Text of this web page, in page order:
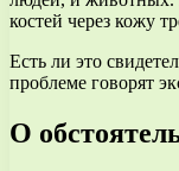
костей через кожу
Есть ли это
проблеме говорят
О